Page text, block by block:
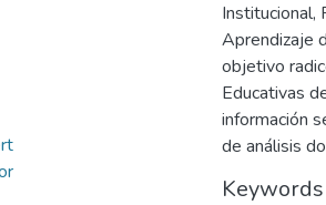
Institucional,
Aprendizaje
objetivo
Educativas
información
de análisis
Keywords